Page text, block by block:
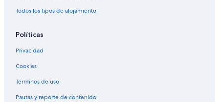
Todos los tipos de alojamiento
Políticas
Privacidad
Cookies
Términos de uso
Pautas y reporte de contenido